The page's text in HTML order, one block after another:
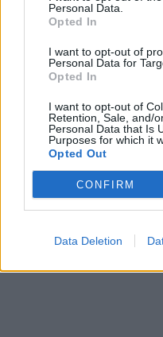
Personal Data.
Opted In
I want to opt-out of
Personal Data for
Opted In
I want to opt-out of
Retention, Sale, and/
Personal Data that Is
Purposes for which it
Opted Out
CONFIRM
Data Deletion
In evidenza